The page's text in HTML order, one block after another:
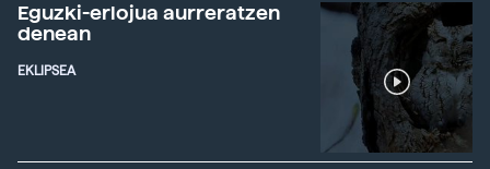
Eguzki-erlojua aurreratzen
denean
EKLIPSEA